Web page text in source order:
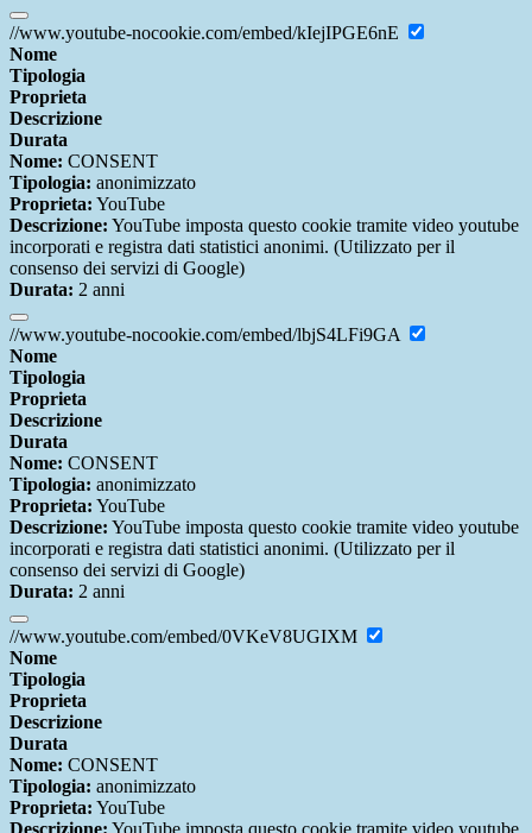
//www.youtube-nocookie.com/embed/kIejIPGE6nE
Nome
Tipologia
Proprieta
Descrizione
Durata
Nome: CONSENT
Tipologia: anonimizzato
Proprieta: YouTube
Descrizione: YouTube imposta questo cookie tramite video youtube
incorporati e registra dati statistici anonimi. (Utilizzato per il
consenso dei servizi di Google)
Durata: 2 anni
//www.youtube-nocookie.com/embed/lbjS4LFi9GA
Nome
Tipologia
Proprieta
Descrizione
Durata
Nome: CONSENT
Tipologia: anonimizzato
Proprieta: YouTube
Descrizione: YouTube imposta questo cookie tramite video youtube
incorporati e registra dati statistici anonimi. (Utilizzato per il
consenso dei servizi di Google)
Durata: 2 anni
//www.youtube.com/embed/0VKeV8UGIXM
Nome
Tipologia
Proprieta
Descrizione
Durata
Nome: CONSENT
Tipologia: anonimizzato
Proprieta: YouTube